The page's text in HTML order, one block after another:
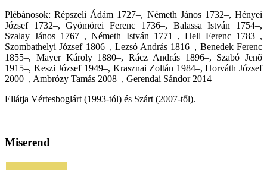
Plébánosok: Répszeli Ádám 1727–, Németh János 1732–, Hényei
József 1732–, Gyömörei Ferenc 1736–, Balassa István 1754–,
Szalay János 1767–, Németh István 1771–, Hell Ferenc 1783–,
Szombathelyi József 1806–, Lezsó András 1816–, Benedek Ferenc
1855–, Mayer Károly 1880–, Rácz András 1896–, Szabó Jenõ
1915–, Keszi József 1949–, Krasznai Zoltán 1984–, Horváth József
2000–, Ambrózy Tamás 2008–, Gerendai Sándor 2014–
Ellátja Vértesboglárt (1993-tól) és Szárt (2007-től).
Miserend